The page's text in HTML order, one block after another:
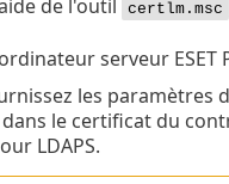
de l'outil
certlm.msc
serveur ESET
les paramètres
le certificat du
LDAPS.